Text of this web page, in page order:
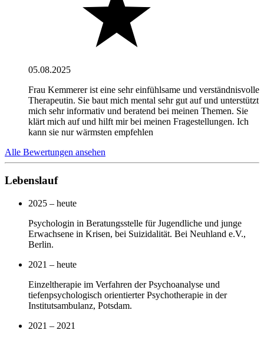
05.08.2025
Frau Kemmerer ist eine sehr einfühlsame und verständnisvolle
Therapeutin. Sie baut mich mental sehr gut auf und unterstützt
mich sehr informativ und beratend bei meinen Themen. Sie
klärt mich auf und hilft mir bei meinen Fragestellungen. Ich
kann sie nur wärmsten empfehlen
Alle Bewertungen ansehen
Lebenslauf
2025 – heute
Psychologin in Beratungsstelle für Jugendliche und junge
Erwachsene in Krisen, bei Suizidalität. Bei Neuhland e.V.,
Berlin.
2021 – heute
Einzeltherapie im Verfahren der Psychoanalyse und
tiefenpsychologisch orientierter Psychotherapie in der
Institutsambulanz, Potsdam.
2021 – 2021